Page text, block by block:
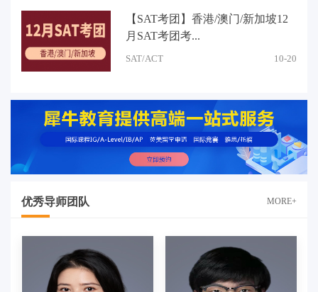
【SAT考团】香港/澳门/新加坡12
月SAT考团考...
SAT/ACT 10-20
优秀导师团队 MORE+